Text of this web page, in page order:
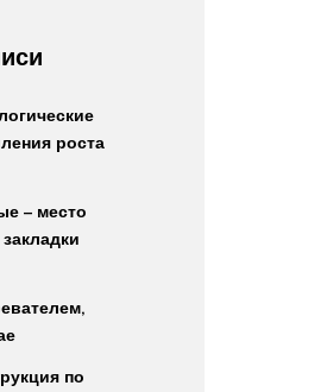
роста
– место
по